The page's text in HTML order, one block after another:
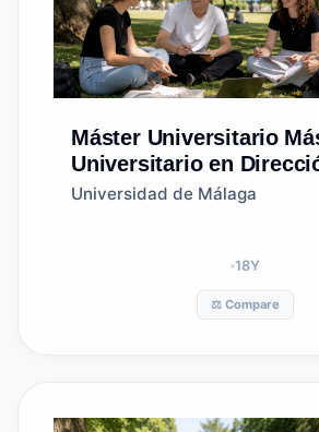
Máster Universitario
Universitario en
Comercio Exterior
Universidad de Málaga
18Y
⚖️ Compare